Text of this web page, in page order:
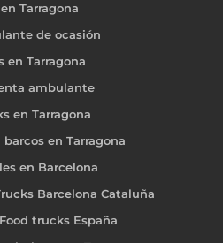
Tarragona
de ocasión
en Tarragona
ambulante
en Tarragona
en Tarragona
en Barcelona
Barcelona Cataluña
trucks España